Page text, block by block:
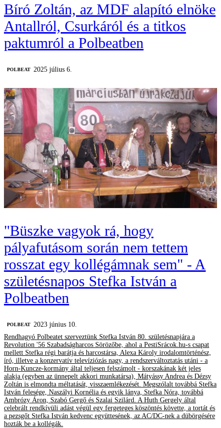
Bíró Zoltán, az MDF alapító elnöke
Antallról, Csurkáról és a titkos
paktumról a Polbeatben
‎POLBEAT 2025 július 6.
"Büszke vagyok rá, hogy
pályafutásom során nem tettem
rosszat egy kollégámnak sem" - A
születésnapos Stefka István a
Polbeatben
‎POLBEAT
2023 június 10.
Rendhagyó Polbeatet szerveztünk Stefka István 80. születésnapjára a
Revolution '56 Szabadságharcos Sörözőbe, ahol a PestiSrácok.hu-s csapat
mellett Stefka régi barátja és harcostársa, Alexa Károly irodalomtörténész,
író, illetve a konzervatív televíziózás nagy, a rendszerváltoztatás utáni - a
Horn-Kuncze-kormány által teljesen felszámolt - korszakának két jeles
alakja (egyben az ünnepelt akkori munkatársa), Mátyássy Andrea és Dézsy
Zoltán is elmondta méltatását, visszaemlékezését. Megszólalt továbbá Stefka
István felesége, Naszályi Kornélia és egyik lánya, Stefka Nóra, továbbá
Ambrózy Áron, Szabó Gergő és Szalai Szilárd. A Huth Gergely által
celebrált rendkívüli adást végül egy fergeteges köszöntés követte, a tortát és
a pezsgőt Stefka István kedvenc együttesének, az AC/DC-nek a dübörgésére
hozták be a kollégák.